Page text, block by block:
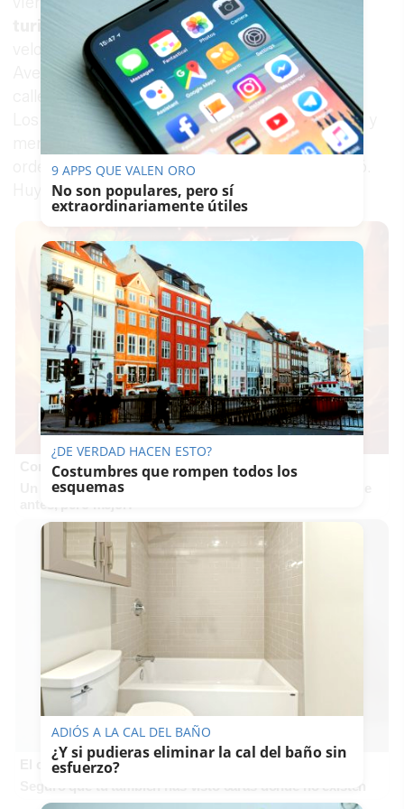
turismo de alta gama, circulando a gran
velocidad y realizando trompos y derrapes en la
Avenida de Arcos, en la glorieta esquina con la
calle Francisco Riva, justo frente a la Ciudad de
Los Niños. Un viernes por la tarde, con familias y
menores en la zona. Cuando los agentes le
ordenaron detenerse, el conductor no obedeció.
Huyó. Y lo hizo de la peor manera posible.
Corepunk MMORPG
Un verdadero MMORPG de la vieja escuela ¡Cómo los de
antes, pero mejor!
El cerebro hace esto
Seguro que tú también has visto caras donde no existen
9 APPS QUE VALEN ORO
No son populares, pero sí
extraordinariamente útiles
¿DE VERDAD HACEN ESTO?
Costumbres que rompen todos los
esquemas
ADIÓS A LA CAL DEL BAÑO
¿Y si pudieras eliminar la cal del baño sin
esfuerzo?